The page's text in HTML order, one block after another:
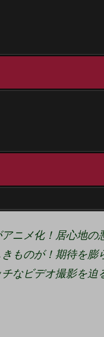
ニメ化！居心地の
ものが！期待を膨
なビデオ撮影を迫